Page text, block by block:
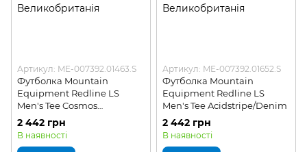
Артикул: ME-007392.01463.S
Футболка Mountain
Equipment Redline LS
Men's Tee Cosmos
Stripe/Cosmos
2 442 грн
В наявності
Артикул: ME-007392.01652.S
Футболка Mountain
Equipment Redline LS
Men's Tee Acidstripe/Denim
2 442 грн
В наявності